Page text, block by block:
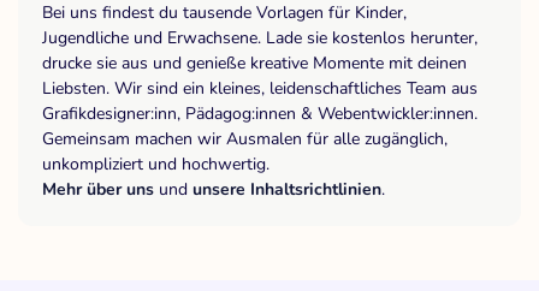
Bei uns findest du tausende Vorlagen für Kinder,
Jugendliche und Erwachsene. Lade sie kostenlos herunter,
drucke sie aus und genieße kreative Momente mit deinen
Liebsten. Wir sind ein kleines, leidenschaftliches Team aus
Grafikdesigner:inn, Pädagog:innen & Webentwickler:innen.
Gemeinsam machen wir Ausmalen für alle zugänglich,
unkompliziert und hochwertig.
Mehr über uns und unsere Inhaltsrichtlinien.